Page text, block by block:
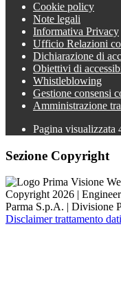
Cookie policy
Note legali
Informativa Privacy
Ufficio Relazioni
Dichiarazione di
Obiettivi di
Whistleblowing
Gestione consensi
Amministrazione
Pagina visualizzata
Sezione Copyright
Copyright 2026 |
Parma S.p.A. | Divisione
Disclaimer trattamento